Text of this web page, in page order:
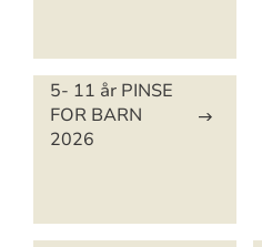
5- 11 år PINSE
FOR BARN
2026